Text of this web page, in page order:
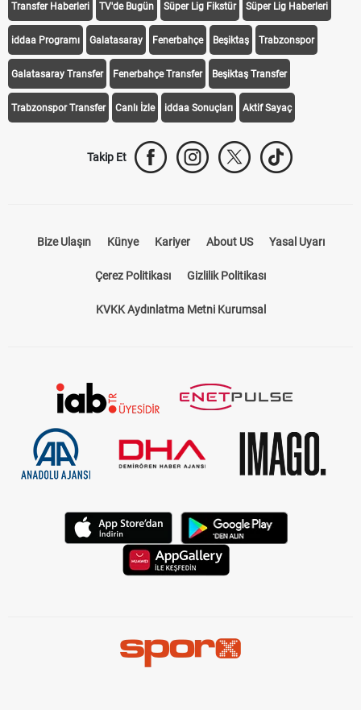
Transfer Haberleri TV'de Bugün Süper Lig Fikstür Süper Lig Haberleri
iddaa Programı Galatasaray Fenerbahçe Beşiktaş Trabzonspor
Galatasaray Transfer Fenerbahçe Transfer Beşiktaş Transfer
Trabzonspor Transfer Canlı İzle iddaa Sonuçları Aktif Sayaç
Takip Et
Bize Ulaşın Künye Kariyer About US Yasal Uyarı
Çerez Politikası Gizlilik Politikası
KVKK Aydınlatma Metni Kurumsal